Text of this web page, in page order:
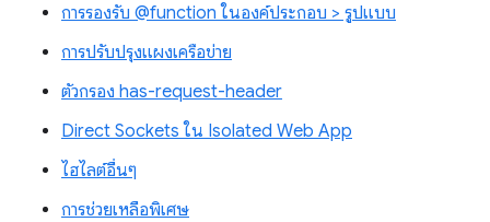
การรองรับ @function ในองค์ประกอบ > รูปแบบ
การปรับปรุงแผงเครือข่าย
ตัวกรอง has-request-header
Direct Sockets ใน Isolated Web App
ไฮไลต์อื่นๆ
การช่วยเหลือพิเศษ